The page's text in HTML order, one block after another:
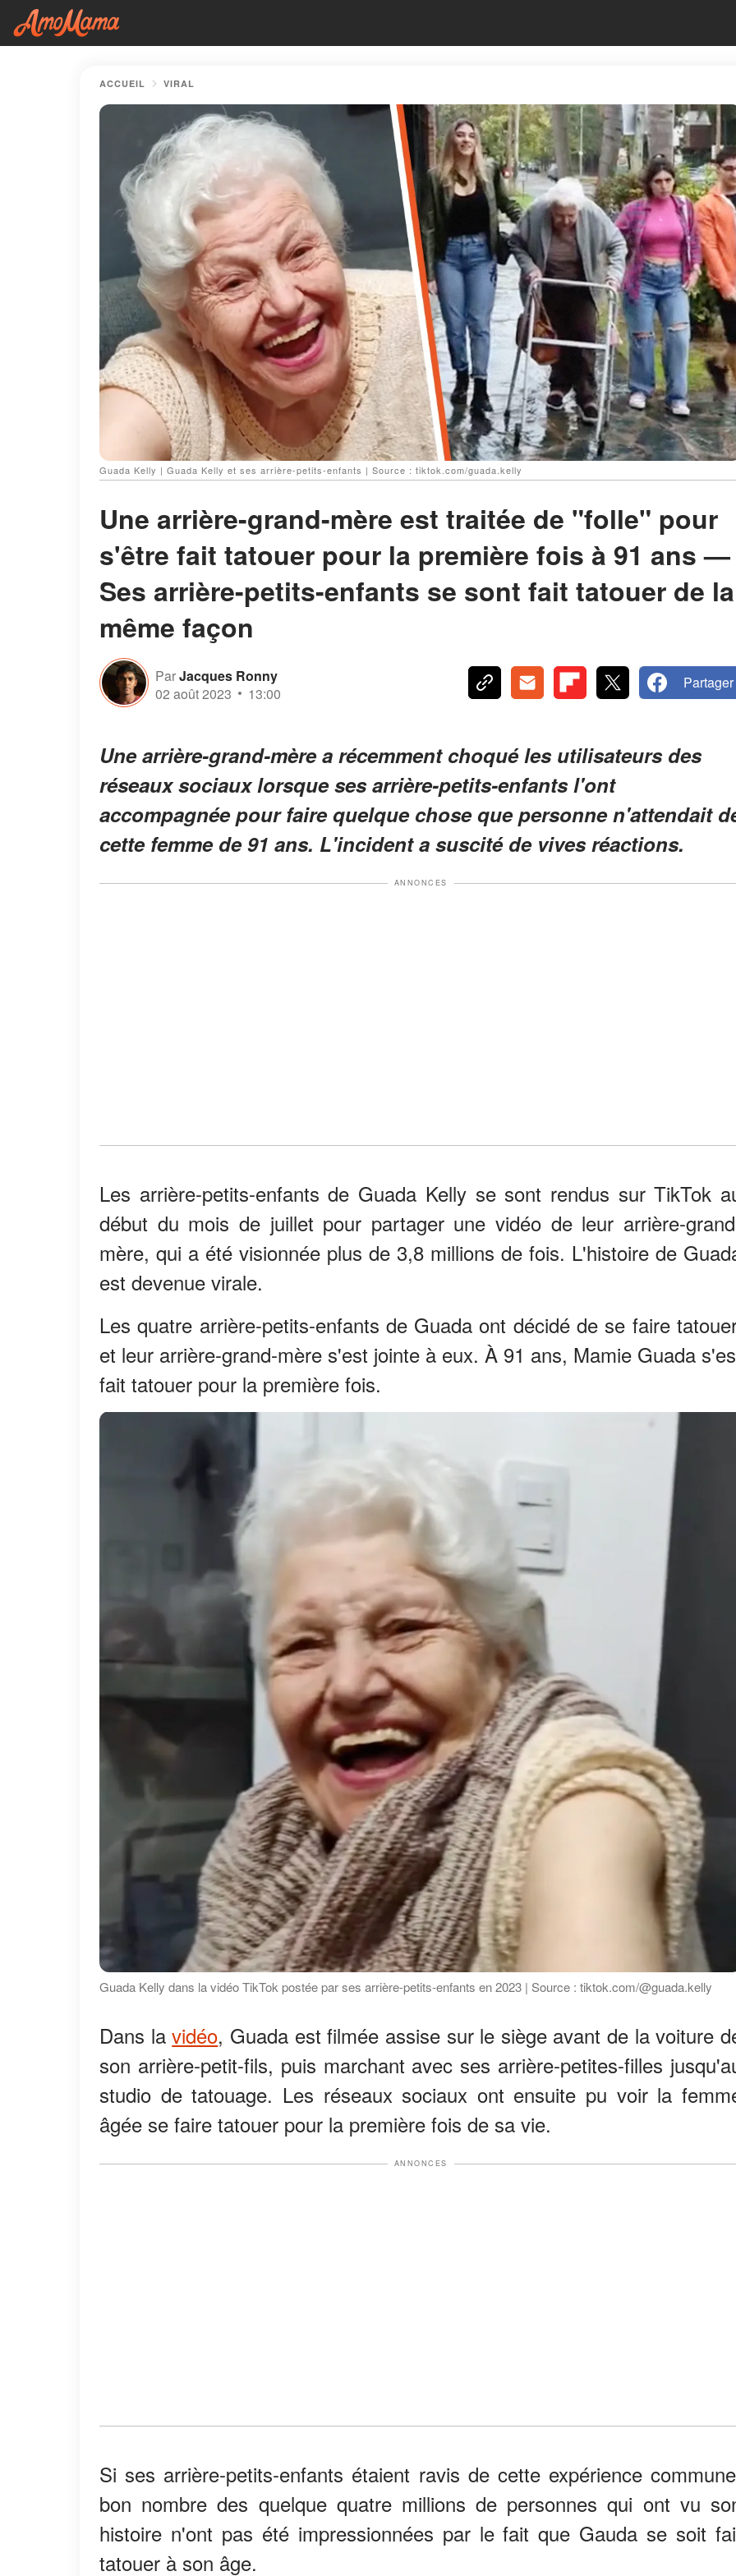
ACCUEIL VIRAL
Guada Kelly | Guada Kelly et ses arrière-petits-enfants | Source : tiktok.com/guada.kelly
Une arrière-grand-mère est traitée de "folle" pour
s'être fait tatouer pour la première fois à 91 ans —
Ses arrière-petits-enfants se sont fait tatouer de la
même façon
ParJacques Ronny
02 août 2023
13:00
Partager
Une arrière-grand-mère a récemment choqué les utilisateurs des
réseaux sociaux lorsque ses arrière-petits-enfants l'ont
accompagnée pour faire quelque chose que personne n'attendait
cette femme de 91 ans. L'incident a suscité de vives réactions.
ANNONCES
Les arrière-petits-enfants de Guada Kelly se sont rendus sur TikTok
début du mois de juillet pour partager une vidéo de leur arrière-
mère, qui a été visionnée plus de 3,8 millions de fois. L'histoire de
est devenue virale.
Les quatre arrière-petits-enfants de Guada ont décidé de se faire
et leur arrière-grand-mère s'est jointe à eux. À 91 ans, Mamie Guada
fait tatouer pour la première fois.
Guada Kelly dans la vidéo TikTok postée par ses arrière-petits-enfants en 2023 | Source : tiktok.com/@guada.kelly
Dans lavidéo, Guada est filmée assise sur le siège avant de la voiture
son arrière-petit-fils, puis marchant avec ses arrière-petites-filles
studio de tatouage. Les réseaux sociaux ont ensuite pu voir la
âgée se faire tatouer pour la première fois de sa vie.
ANNONCES
Si ses arrière-petits-enfants étaient ravis de cette expérience
bon nombre des quelque quatre millions de personnes qui ont vu
histoire n'ont pas été impressionnées par le fait que Gauda se soit
tatouer à son âge.